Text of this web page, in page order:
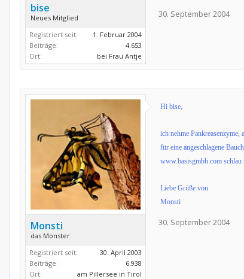
bise
Neues Mitglied
Registriert seit:
1. Februar 2004
Beiträge:
4.653
Ort:
bei Frau Antje
30. September 2004
Monsti
das Monster
Registriert seit:
30. April 2003
Beiträge:
6.938
Ort:
am Pillersee in Tirol
Hi bise,
ich nehme
für eine angeschlagene
www.basisgmbh.com schlau
Liebe Grüße von
Monsti
30. September 2004